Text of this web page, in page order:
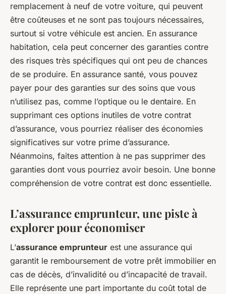
remplacement à neuf de votre voiture, qui peuvent
être coûteuses et ne sont pas toujours nécessaires,
surtout si votre véhicule est ancien. En assurance
habitation, cela peut concerner des garanties contre
des risques très spécifiques qui ont peu de chances
de se produire. En assurance santé, vous pouvez
payer pour des garanties sur des soins que vous
n’utilisez pas, comme l’optique ou le dentaire. En
supprimant ces options inutiles de votre contrat
d’assurance, vous pourriez réaliser des économies
significatives sur votre prime d’assurance.
Néanmoins, faites attention à ne pas supprimer des
garanties dont vous pourriez avoir besoin. Une bonne
compréhension de votre contrat est donc essentielle.
L’assurance emprunteur, une piste à
explorer pour économiser
L’assurance emprunteur est une assurance qui
garantit le remboursement de votre prêt immobilier en
cas de décès, d’invalidité ou d’incapacité de travail.
Elle représente une part importante du coût total de